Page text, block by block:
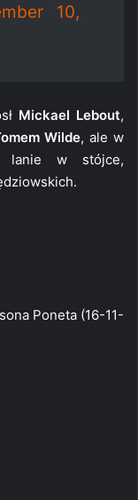
10,
Mickael Lebout,
Wilde, ale w
lanie w stójce,
Poneta (16-11-